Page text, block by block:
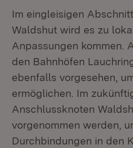
Im eingleisigen
Waldshut wird es zu
Anpassungen kommen.
den Bahnhöfen
ebenfalls vorgesehen,
ermöglichen. Im
Anschlussknoten
vorgenommen werden,
Durchbindungen in den